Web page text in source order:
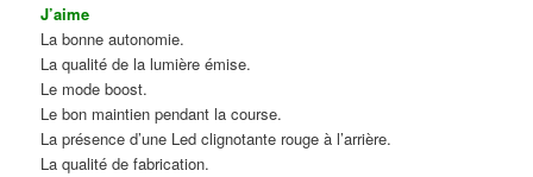
J’aime
La bonne autonomie.
La qualité de la lumière émise.
Le mode boost.
Le bon maintien pendant la course.
La présence d’une Led clignotante rouge à l’arrière.
La qualité de fabrication.